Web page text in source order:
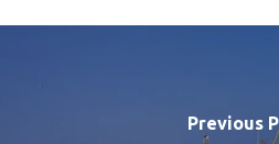
Previous